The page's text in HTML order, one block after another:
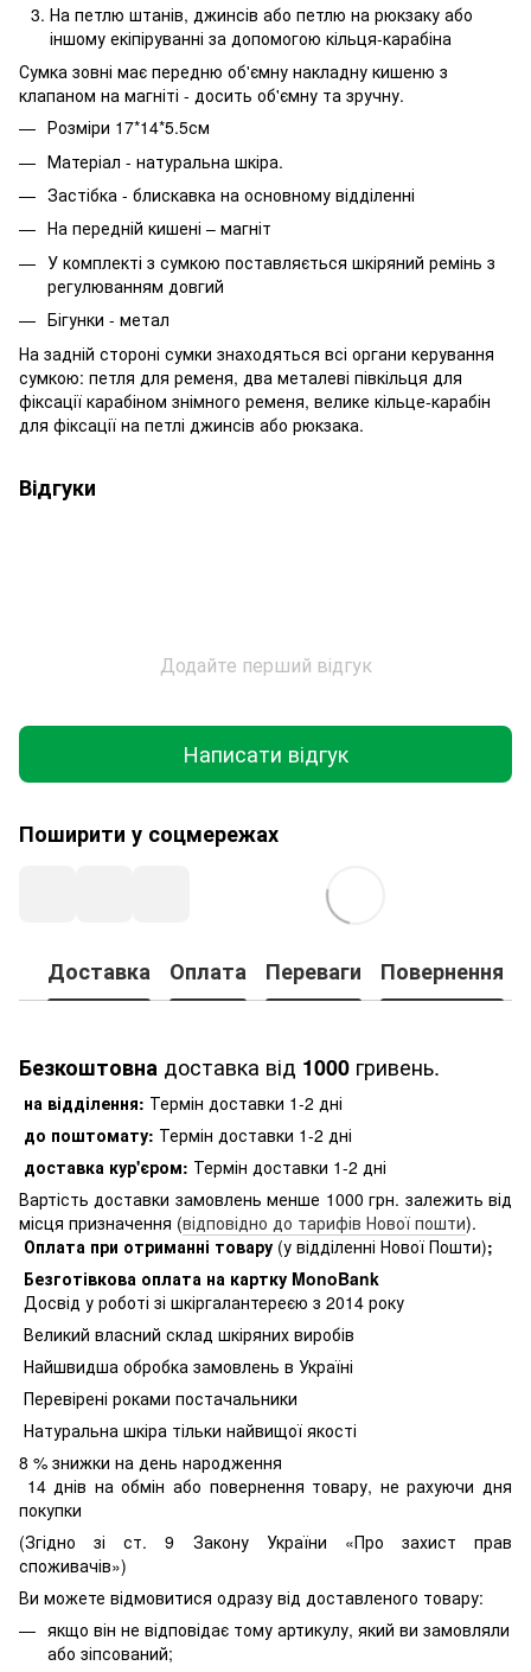
На петлю штанів, джинсів або петлю на рюкзаку або
іншому екіпіруванні за допомогою кільця-карабіна
Сумка зовні має передню об'ємну накладну кишеню з
клапаном на магніті - досить об'ємну та зручну.
Розміри 17*14*5.5см
Матеріал - натуральна шкіра.
Застібка - блискавка на основному відділенні
На передній кишені – магніт
У комплекті з сумкою поставляється шкіряний ремінь з
регулюванням довгий
Бігунки - метал
На задній стороні сумки знаходяться всі органи керування
сумкою: петля для ременя, два металеві півкільця для
фіксації карабіном знімного ременя, велике кільце-карабін
для фіксації на петлі джинсів або рюкзака.
Відгуки
Додайте перший відгук
Написати відгук
Поширити у соцмережах
Доставка Оплата Переваги Повернення
Безкоштовна доставка від 1000 гривень.
на відділення: Термін доставки 1-2 дні
до поштомату: Термін доставки 1-2 дні
доставка кур'єром: Термін доставки 1-2 дні
Вартість доставки замовлень менше 1000 грн. залежить від
місця призначення (відповідно до тарифів Нової пошти).
Оплата при отриманні товару (у відділенні Нової Пошти);
Безготівкова оплата на картку MonoBank
Досвід у роботі зі шкіргалантереєю з 2014 року
Великий власний склад шкіряних виробів
Найшвидша обробка замовлень в Україні
Перевірені роками постачальники
Натуральна шкіра тільки найвищої якості
8 % знижки на день народження
14 днів на обмін або повернення товару, не рахуючи дня
покупки
(Згідно зі ст. 9 Закону України «Про захист прав
споживачів»)
Ви можете відмовитися одразу від доставленого товару:
якщо він не відповідає тому артикулу, який ви замовляли
або зіпсований;